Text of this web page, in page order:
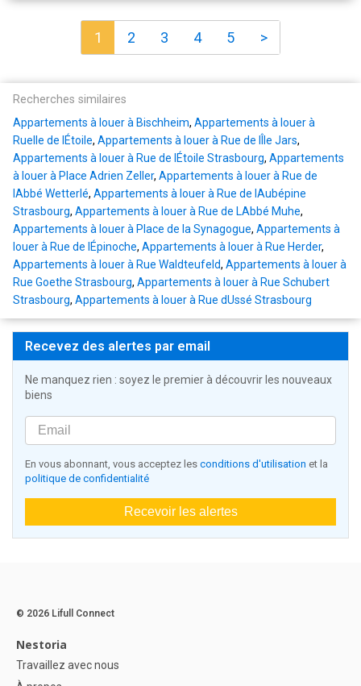
1 2 3 4 5 >
Recherches similaires
Appartements à louer à Bischheim, Appartements à louer à
Ruelle de lÉtoile, Appartements à louer à Rue de lÎle Jars,
Appartements à louer à Rue de lÉtoile Strasbourg, Appartements
à louer à Place Adrien Zeller, Appartements à louer à Rue de
lAbbé Wetterlé, Appartements à louer à Rue de lAubépine
Strasbourg, Appartements à louer à Rue de LAbbé Muhe,
Appartements à louer à Place de la Synagogue, Appartements à
louer à Rue de lÉpinoche, Appartements à louer à Rue Herder,
Appartements à louer à Rue Waldteufeld, Appartements à louer à
Rue Goethe Strasbourg, Appartements à louer à Rue Schubert
Strasbourg, Appartements à louer à Rue dUssé Strasbourg
Recevez des alertes par email
Ne manquez rien : soyez le premier à découvrir les nouveaux
biens
En vous abonnant, vous acceptez les conditions d'utilisation et la
politique de confidentialité
Recevoir les alertes
© 2026 Lifull Connect
Nestoria
Travaillez avec nous